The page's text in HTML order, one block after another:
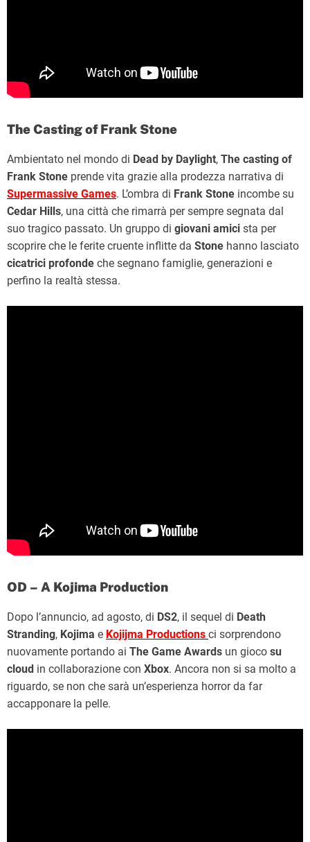
The Casting of Frank Stone
Ambientato nel mondo di Dead by Daylight, The casting of
Frank Stone prende vita grazie alla prodezza narrativa di
Supermassive Games. L’ombra di Frank Stone incombe su
Cedar Hills, una città che rimarrà per sempre segnata dal
suo tragico passato. Un gruppo di giovani amici sta per
scoprire che le ferite cruente inflitte da Stone hanno lasciato
cicatrici profonde che segnano famiglie, generazioni e
perfino la realtà stessa.
OD – A Kojima Production
Dopo l’annuncio, ad agosto, di DS2, il sequel di Death
Stranding, Kojima e Kojijma Productions ci sorprendono
nuovamente portando ai The Game Awards un gioco su
cloud in collaborazione con Xbox. Ancora non si sa molto a
riguardo, se non che sarà un’esperienza horror da far
accapponare la pelle.